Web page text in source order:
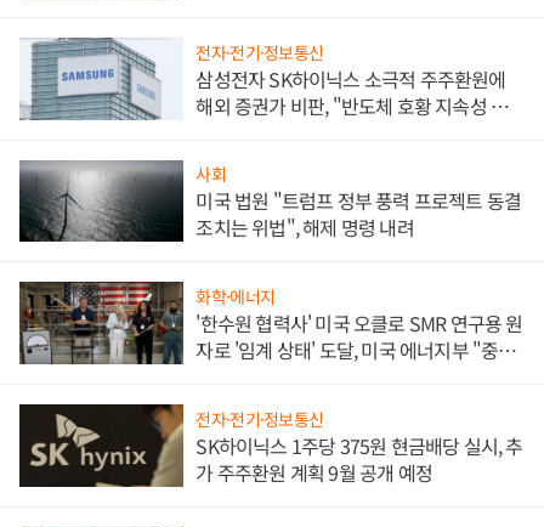
전자·전기·정보통신
삼성전자 SK하이닉스 소극적 주주환원에
해외 증권가 비판, "반도체 호황 지속성 의
사회
미국 법원 "트럼프 정부 풍력 프로젝트 동결
조치는 위법", 해제 명령 내려
화학·에너지
'한수원 협력사' 미국 오클로 SMR 연구용 원
자로 '임계 상태' 도달, 미국 에너지부 "중요
전자·전기·정보통신
SK하이닉스 1주당 375원 현금배당 실시, 추
가 주주환원 계획 9월 공개 예정